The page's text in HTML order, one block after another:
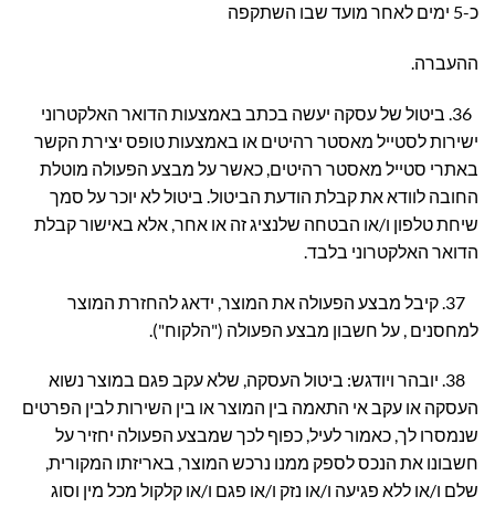
כ-5 ימים לאחר מועד שבו השתקפה
ההעברה.
36. ביטול של עסקה יעשה בכתב באמצעות הדואר האלקטרוני
ישירות לסטייל מאסטר רהיטים או באמצעות טופס יצירת הקשר
באתרי סטייל מאסטר רהיטים, כאשר על מבצע הפעולה מוטלת
החובה לוודא את קבלת הודעת הביטול. ביטול לא יוכר על סמך
שיחת טלפון ו/או הבטחה שלנציג זה או אחר, אלא באישור קבלת
הדואר האלקטרוני בלבד.
37. קיבל מבצע הפעולה את המוצר, ידאג להחזרת המוצר
למחסנים , על חשבון מבצע הפעולה ("הלקוח").
38. יובהר ויודגש: ביטול העסקה, שלא עקב פגם במוצר נשוא
העסקה או עקב אי התאמה בין המוצר או בין השירות לבין הפרטים
שנמסרו לך, כאמור לעיל, כפוף לכך שמבצע הפעולה יחזיר על
חשבונו את הנכס לספק ממנו נרכש המוצר, באריזתו המקורית,
שלם ו/או ללא פגיעה ו/או נזק ו/או פגם ו/או קלקול מכל מין וסוג